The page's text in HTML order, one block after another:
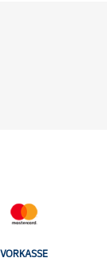
VORKASSE